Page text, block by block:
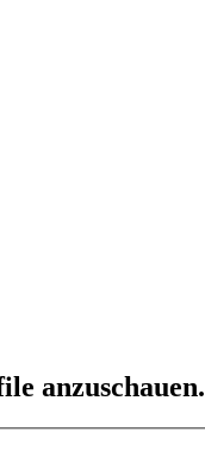
anzuschauen.